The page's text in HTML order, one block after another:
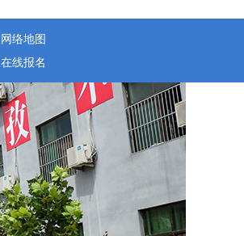
网络地图
在线报名